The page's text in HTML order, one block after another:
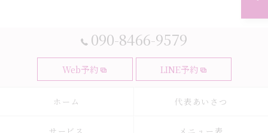
090-8466-9579
Web予約 LINE予約
ホーム 代表あいさつ